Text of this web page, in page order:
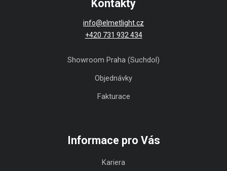
Kontakty
info@elmetlight.cz
+420 731 932 434
Showroom Praha (Suchdol)
Objednávky
Fakturace
Informace pro Vás
Kariera